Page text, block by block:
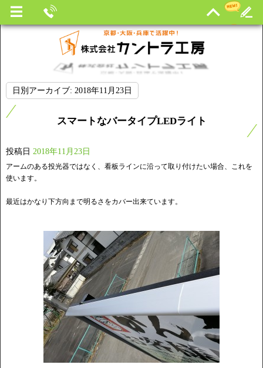
日別アーカイブ: 2018年11月23日
スマートなバータイプLEDライト
投稿日 2018年11月23日
アームのある投光器ではなく、看板ラインに沿って取り付けたい場合、これを
使います。
最近はかなり下方向まで明るさをカバー出来ています。